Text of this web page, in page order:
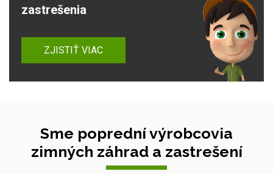
zastrešenia
ZJISTIŤ VIAC
Sme poprední výrobcovia
zimných záhrad a zastrešení